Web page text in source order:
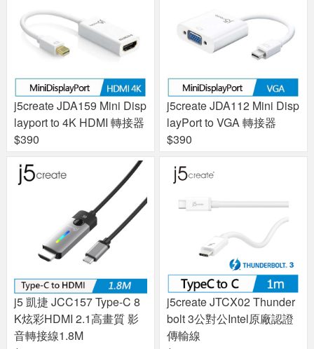
j5create JDA159 Mini Disp
layport to 4K HDMI 轉接器
$390
j5create JDA112 Mini Disp
layPort to VGA 轉接器
$390
j5 凱捷 JCC157 Type-C 8
K炫彩HDMI 2.1高畫質 影
音轉接線1.8M
j5create JTCX02 Thunder
bolt 3公對公Intel原廠認證
傳輸線